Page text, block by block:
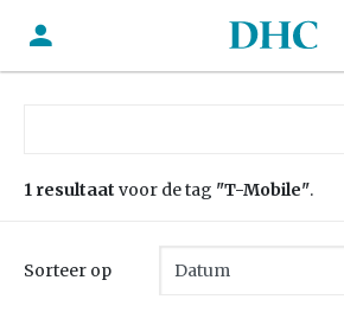
1 resultaat voor de tag "T-Mobile".
Sorteer op